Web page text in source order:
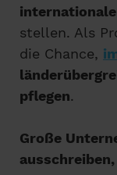
stellen. Als
die Chance,
pflegen.
Große